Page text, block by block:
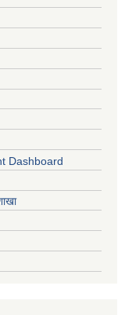
Dashboard